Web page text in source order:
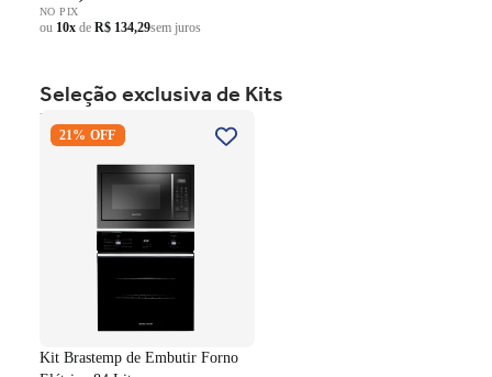
NO PIX
ou 10x de R$ 134,29sem juros
Seleção exclusiva de Kits
Kit Brastemp de Embutir
Forno Elétrico 84 Litros
BOC84AE+Micro-ondas 32
Litros BM146AE Preto 220V
21% OFF
Kit Brastemp de Embutir Forno